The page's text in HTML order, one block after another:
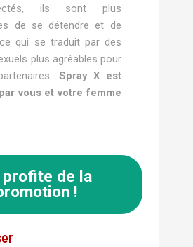
ils sont plus
de se détendre et de
ce qui se traduit par des
plus agréables pour
Spray X est
vous et votre femme
de la
!